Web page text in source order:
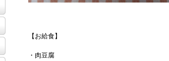
【お給食】
・肉豆腐